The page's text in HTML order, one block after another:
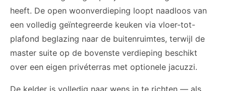
heeft. De open woonverdieping loopt naadloos van
een volledig geïntegreerde keuken via vloer-tot-
plafond beglazing naar de buitenruimtes, terwijl de
master suite op de bovenste verdieping beschikt
over een eigen privéterras met optionele jacuzzi.
De kelder is volledig naar wens in te richten — als